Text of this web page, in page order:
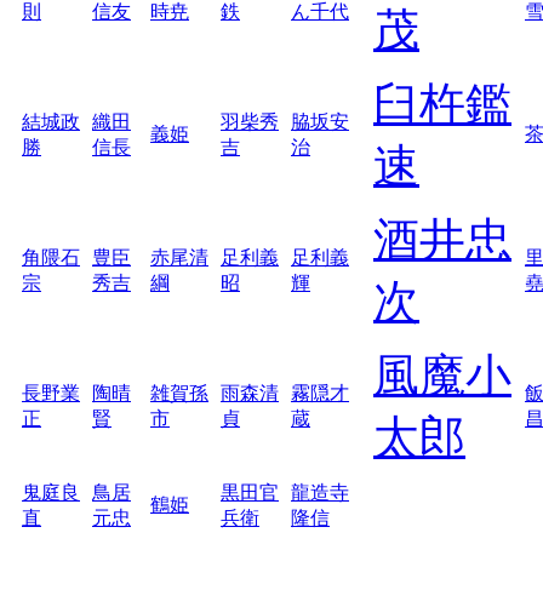
則
信友
時尭
鉄
ん千代
茂
雪
結城政
勝
織田
信長
義姫
羽柴秀
吉
脇坂安
治
臼杵鑑
速
角隈石
宗
豊臣
秀吉
赤尾清
綱
足利義
昭
足利義
輝
酒井忠
次
堯
長野業
正
陶晴
賢
雑賀孫
市
雨森清
貞
霧隠才
蔵
風魔小
太郎
昌
鬼庭良
直
鳥居
元忠
鶴姫
黒田官
兵衛
龍造寺
隆信